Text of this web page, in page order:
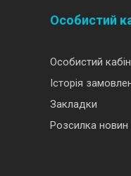
Особистий
Особистий
Історія
Закладки
Розсилка новин